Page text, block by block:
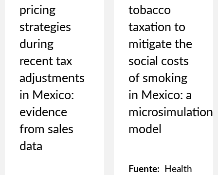
pricing
strategies
during
recent tax
adjustments
in Mexico:
evidence
from sales
data
tobacco
taxation to
mitigate the
social costs
of smoking
in Mexico: a
microsimulation
model
Fuente: Health